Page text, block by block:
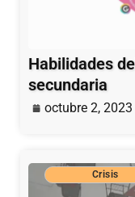
Habilidades
secundaria
octubre 2, 2023
Crisis